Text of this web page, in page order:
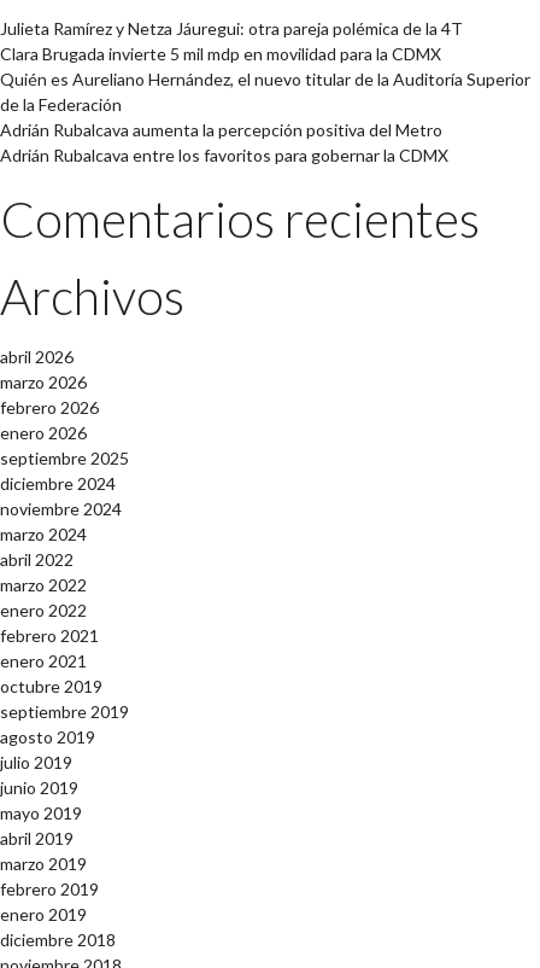
Julieta Ramírez y Netza Jáuregui: otra pareja polémica de la 4T
Clara Brugada invierte 5 mil mdp en movilidad para la CDMX
Quién es Aureliano Hernández, el nuevo titular de la Auditoría Superior
de la Federación
Adrián Rubalcava aumenta la percepción positiva del Metro
Adrián Rubalcava entre los favoritos para gobernar la CDMX
Comentarios recientes
Archivos
abril 2026
marzo 2026
febrero 2026
enero 2026
septiembre 2025
diciembre 2024
noviembre 2024
marzo 2024
abril 2022
marzo 2022
enero 2022
febrero 2021
enero 2021
octubre 2019
septiembre 2019
agosto 2019
julio 2019
junio 2019
mayo 2019
abril 2019
marzo 2019
febrero 2019
enero 2019
diciembre 2018